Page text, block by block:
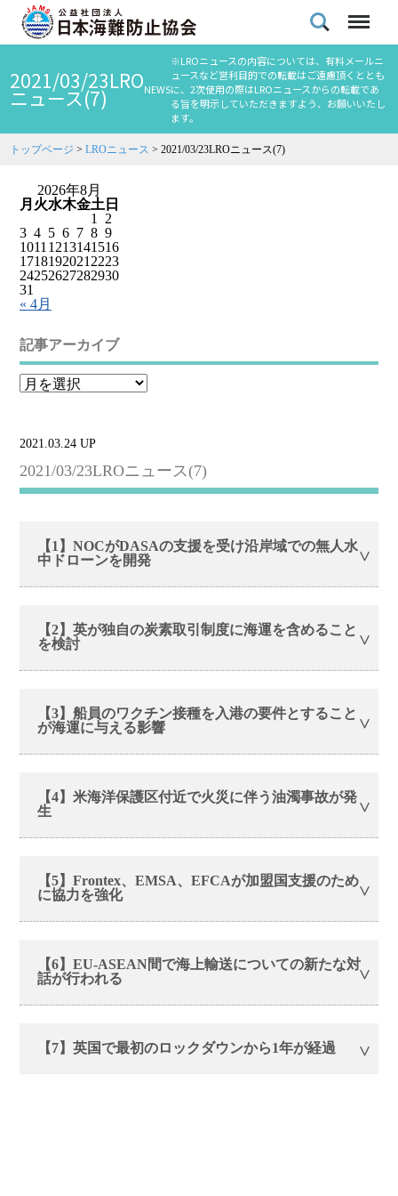
2021/03/23LRO
ニュース(7) NEWS
※LROニュースの内容については、有料メールニ
ュースなど営利目的での転載はご遠慮頂くととも
に、2次使用の際はLROニュースからの転載であ
る旨を明示していただきますよう、お願いいたし
ます。
トップページ >LROニュース >2021/03/23LROニュース(7)
2026年8月
月 火水木金土 日
1
2
3 4 5 6 7 8 9
1011 1213141516
1718192021 2223
24252627282930
31
« 4月
記事アーカイブ
2021.03.24 UP
2021/03/23LROニュース(7)
【1】NOCがDASAの支援を受け沿岸域での無人水
中ドローンを開発
【2】英が独自の炭素取引制度に海運を含めること
を検討
【3】船員のワクチン接種を入港の要件とすること
が海運に与える影響
【4】米海洋保護区付近で火災に伴う油濁事故が発
生
【5】Frontex、EMSA、EFCAが加盟国支援のため
に協力を強化
【6】EU-ASEAN間で海上輸送についての新たな対
話が行われる
【7】英国で最初のロックダウンから1年が経過